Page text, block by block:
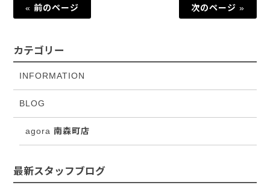
« 前のページ 次のページ »
カテゴリー
INFORMATION
BLOG
agora 南森町店
最新スタッフブログ